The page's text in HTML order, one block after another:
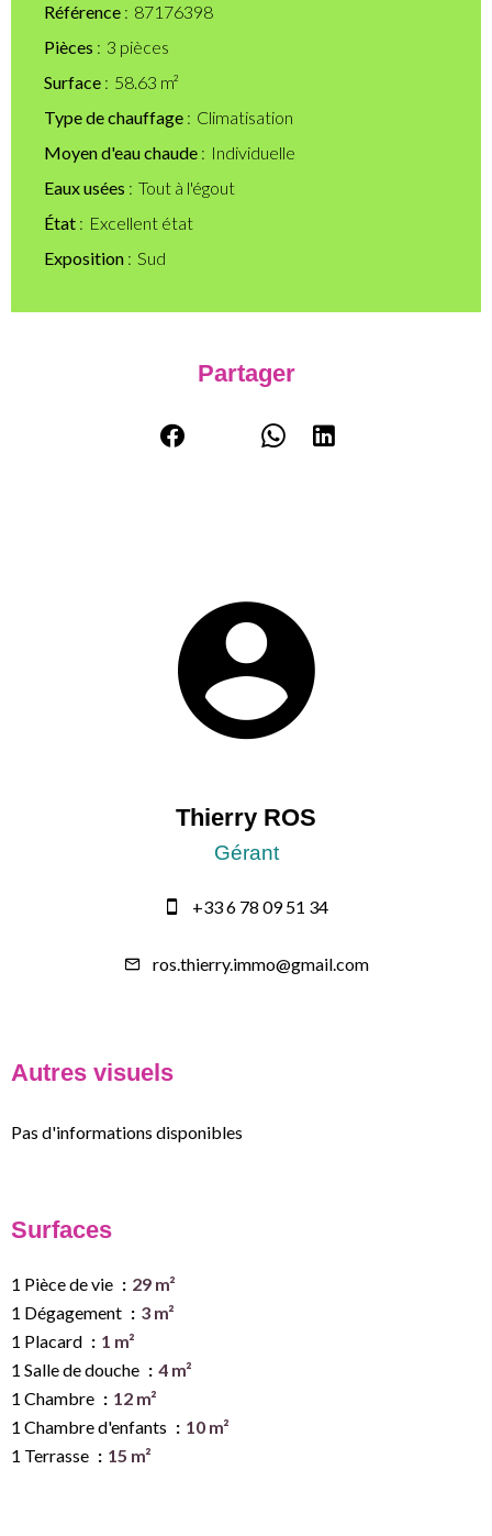
Référence
87176398
Pièces
3 pièces
Surface
58.63 m²
Type de chauffage
Climatisation
Moyen d'eau chaude
Individuelle
Eaux usées
Tout à l'égout
État
Excellent état
Exposition
Sud
Partager
Thierry ROS
Gérant
+33 6 78 09 51 34
ros.thierry.immo@gmail.com
Autres visuels
Pas d'informations disponibles
Surfaces
1 Pièce de vie
29 m²
1 Dégagement
3 m²
1 Placard
1 m²
1 Salle de douche
4 m²
1 Chambre
12 m²
1 Chambre d'enfants
10 m²
1 Terrasse
15 m²